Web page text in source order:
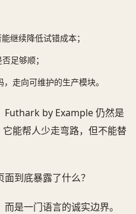
继续降低试错成本；
足够顺；
走向可维护的生产模块。
Futhark by Example 仍然是
能帮人少走弯路，但不能替
到底暴露了什么？
是一门语言的诚实边界。